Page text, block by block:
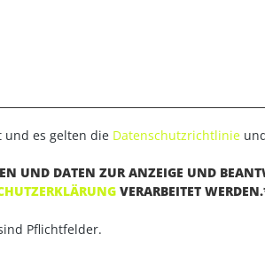
und es gelten die Datenschutzrichtlinie
UND DATEN ZUR ANZEIGE UND
VERARBEITET
Pflichtfelder.